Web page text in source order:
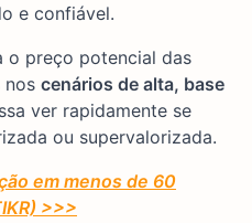
e confiável.
o preço potencial das
nos cenários de alta, base
ver rapidamente se
ou supervalorizada.
em menos de 60
>>>